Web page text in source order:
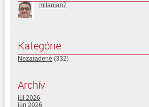
milanjan7
Kategórie
Nezaradené (332)
Archív
júl 2026
jún 2026